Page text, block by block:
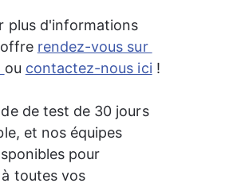
plus d'informations
rendez-vous sur
ou contactez-nous ici !
de test de 30 jours
et nos équipes
pour
toutes vos